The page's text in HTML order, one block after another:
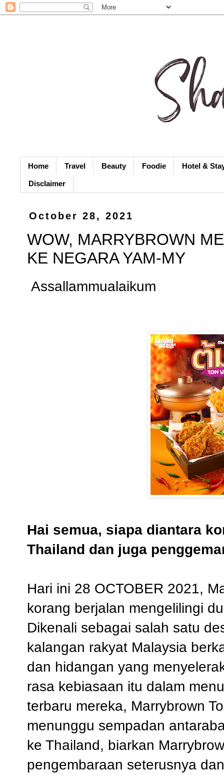
Home Travel Beauty Foodie Hotel &
Disclaimer
October 28, 2021
WOW, MARRYBROWN
KE NEGARA YAM-MY
Assallammualaikum
Hai semua, siapa diantara
Thailand dan juga
Hari ini 28 OCTOBER 2021,
korang berjalan mengelilingi
Dikenali sebagai salah satu
kalangan rakyat Malaysia
dan hidangan yang
rasa kebiasaan itu dalam
terbaru mereka, Marrybrown
menunggu sempadan
ke Thailand, biarkan
pengembaraan seterusnya